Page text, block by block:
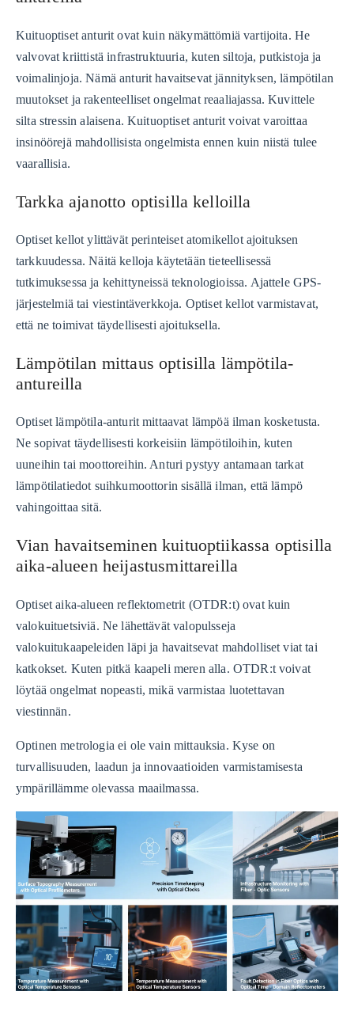
Kuituoptiset anturit ovat kuin näkymättömiä vartijoita. He
valvovat kriittistä infrastruktuuria, kuten siltoja, putkistoja ja
voimalinjoja. Nämä anturit havaitsevat jännityksen, lämpötilan
muutokset ja rakenteelliset ongelmat reaaliajassa. Kuvittele
silta stressin alaisena. Kuituoptiset anturit voivat varoittaa
insinöörejä mahdollisista ongelmista ennen kuin niistä tulee
vaarallisia.
Tarkka ajanotto optisilla kelloilla
Optiset kellot ylittävät perinteiset atomikellot ajoituksen
tarkkuudessa. Näitä kelloja käytetään tieteellisessä
tutkimuksessa ja kehittyneissä teknologioissa. Ajattele GPS-
järjestelmiä tai viestintäverkkoja. Optiset kellot varmistavat,
että ne toimivat täydellisesti ajoituksella.
Lämpötilan mittaus optisilla lämpötila-
antureilla
Optiset lämpötila-anturit mittaavat lämpöä ilman kosketusta.
Ne sopivat täydellisesti korkeisiin lämpötiloihin, kuten
uuneihin tai moottoreihin. Anturi pystyy antamaan tarkat
lämpötilatiedot suihkumoottorin sisällä ilman, että lämpö
vahingoittaa sitä.
Vian havaitseminen kuituoptiikassa optisilla
aika-alueen heijastusmittareilla
Optiset aika-alueen reflektometrit (OTDR:t) ovat kuin
valokuituetsiviä. Ne lähettävät valopulsseja
valokuitukaapeleiden läpi ja havaitsevat mahdolliset viat tai
katkokset. Kuten pitkä kaapeli meren alla. OTDR:t voivat
löytää ongelmat nopeasti, mikä varmistaa luotettavan
viestinnän.
Optinen metrologia ei ole vain mittauksia. Kyse on
turvallisuuden, laadun ja innovaatioiden varmistamisesta
ympärillämme olevassa maailmassa.